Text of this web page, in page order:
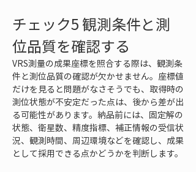
チェック5 観測条件と測
位品質を確認する
VRS測量の成果座標を照合する際は、観測条
件と測位品質の確認が欠かせません。座標値
だけを見ると問題がなさそうでも、取得時の
測位状態が不安定だった点は、後から差が出
る可能性があります。納品前には、固定解の
状態、衛星数、精度指標、補正情報の受信状
況、観測時間、周辺環境などを確認し、成果
として採用できる点かどうかを判断します。